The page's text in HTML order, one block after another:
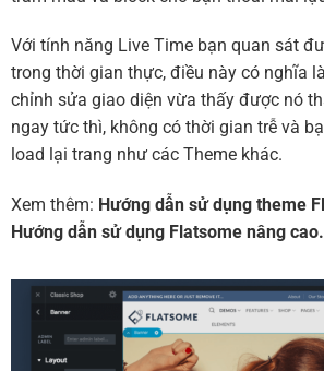
Với tính năng Live Time bạn quan sát
trong thời gian thực, điều này có nghĩa
chỉnh sửa giao diện vừa thấy được nó
ngay tức thì, không có thời gian trễ và
load lại trang như các Theme khác.
Xem thêm: Hướng dẫn sử dụng theme
Hướng dẫn sử dụng Flatsome nâng cao.